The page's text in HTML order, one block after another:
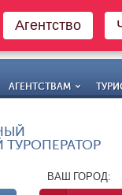
Агентство
АГЕНТСТВАМ
ВАШ ГОРОД: